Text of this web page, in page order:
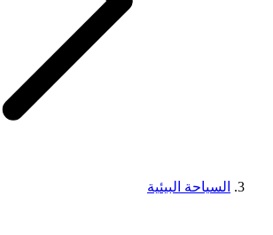
السياحة البيئية